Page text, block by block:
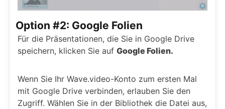
Option #2: Google Folien
Für die Präsentationen, die Sie in Google Drive
speichern, klicken Sie auf Google Folien.
Wenn Sie Ihr Wave.video-Konto zum ersten Mal
mit Google Drive verbinden, erlauben Sie den
Zugriff. Wählen Sie in der Bibliothek die Datei aus,